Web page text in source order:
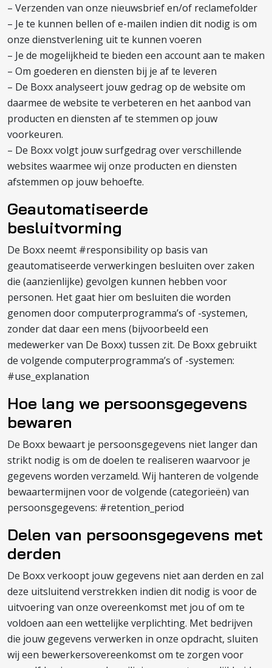
– Verzenden van onze nieuwsbrief en/of reclamefolder
– Je te kunnen bellen of e-mailen indien dit nodig is om
onze dienstverlening uit te kunnen voeren
– Je de mogelijkheid te bieden een account aan te maken
– Om goederen en diensten bij je af te leveren
– De Boxx analyseert jouw gedrag op de website om
daarmee de website te verbeteren en het aanbod van
producten en diensten af te stemmen op jouw
voorkeuren.
– De Boxx volgt jouw surfgedrag over verschillende
websites waarmee wij onze producten en diensten
afstemmen op jouw behoefte.
Geautomatiseerde
besluitvorming
De Boxx neemt #responsibility op basis van
geautomatiseerde verwerkingen besluiten over zaken
die (aanzienlijke) gevolgen kunnen hebben voor
personen. Het gaat hier om besluiten die worden
genomen door computerprogramma’s of -systemen,
zonder dat daar een mens (bijvoorbeeld een
medewerker van De Boxx) tussen zit. De Boxx gebruikt
de volgende computerprogramma’s of -systemen:
#use_explanation
Hoe lang we persoonsgegevens
bewaren
De Boxx bewaart je persoonsgegevens niet langer dan
strikt nodig is om de doelen te realiseren waarvoor je
gegevens worden verzameld. Wij hanteren de volgende
bewaartermijnen voor de volgende (categorieën) van
persoonsgegevens: #retention_period
Delen van persoonsgegevens met
derden
De Boxx verkoopt jouw gegevens niet aan derden en zal
deze uitsluitend verstrekken indien dit nodig is voor de
uitvoering van onze overeenkomst met jou of om te
voldoen aan een wettelijke verplichting. Met bedrijven
die jouw gegevens verwerken in onze opdracht, sluiten
wij een bewerkersovereenkomst om te zorgen voor